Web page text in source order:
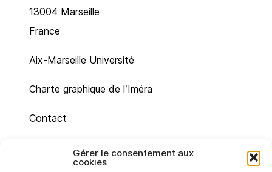
Gérer le consentement aux
cookies
13004 Marseille
France
Aix-Marseille Université
Charte graphique de l’Iméra
Contact
Plan du site